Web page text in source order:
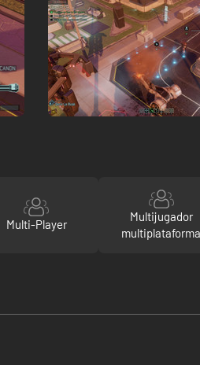
Multi-Player
Multijugador
multiplataforma